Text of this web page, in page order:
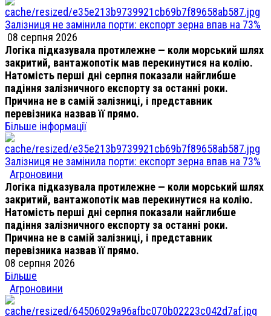
Залізниця не замінила порти: експорт зерна впав на 73%
08 серпня 2026
Логіка підказувала протилежне — коли морський шлях
закритий, вантажопотік мав перекинутися на колію.
Натомість перші дні серпня показали найглибше
падіння залізничного експорту за останні роки.
Причина не в самій залізниці, і представник
перевізника назвав її прямо.
Більше інформації
Залізниця не замінила порти: експорт зерна впав на 73%
Агроновини
Логіка підказувала протилежне — коли морський шлях
закритий, вантажопотік мав перекинутися на колію.
Натомість перші дні серпня показали найглибше
падіння залізничного експорту за останні роки.
Причина не в самій залізниці, і представник
перевізника назвав її прямо.
08 серпня 2026
Більше
Агроновини